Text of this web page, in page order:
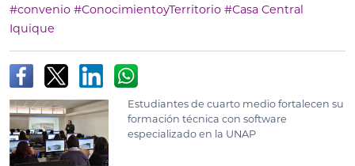
#convenio #ConocimientoyTerritorio #Casa Central
Iquique
Estudiantes de cuarto medio fortalecen su
formación técnica con software
especializado en la UNAP